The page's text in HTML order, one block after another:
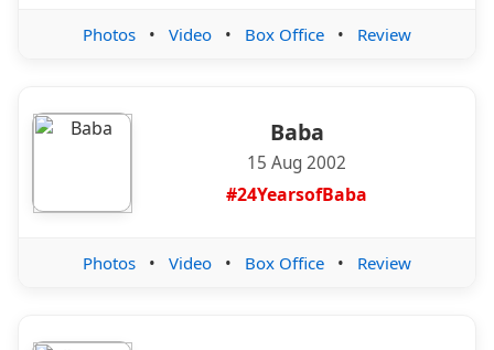
Photos • Video • Box Office • Review
Baba
15 Aug 2002
#24YearsofBaba
Photos • Video • Box Office • Review